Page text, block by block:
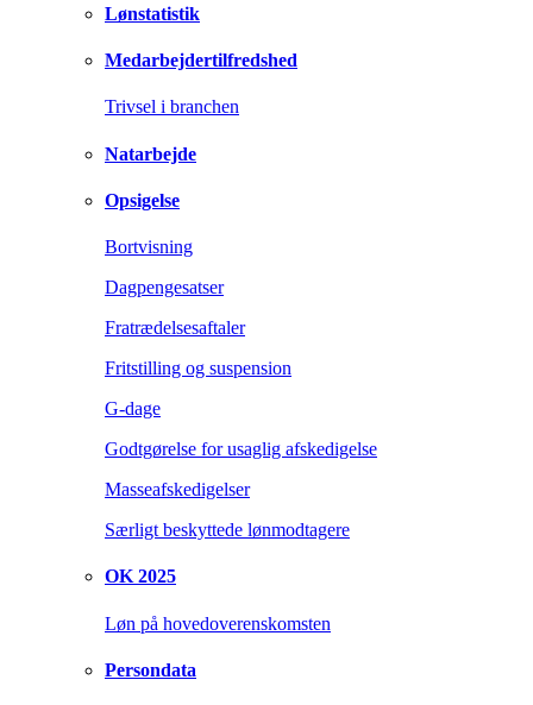
Lønstatistik
Medarbejdertilfredshed
Trivsel i branchen
Natarbejde
Opsigelse
Bortvisning
Dagpengesatser
Fratrædelsesaftaler
Fritstilling og suspension
G-dage
Godtgørelse for usaglig afskedigelse
Masseafskedigelser
Særligt beskyttede lønmodtagere
OK 2025
Løn på hovedoverenskomsten
Persondata